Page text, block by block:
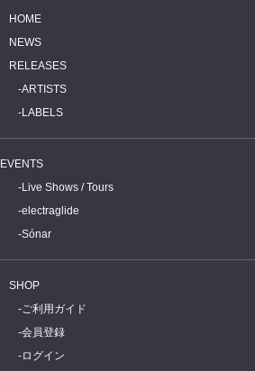
HOME
NEWS
RELEASES
ARTISTS
LABELS
EVENTS
Live Shows / Tours
electraglide
Sónar
SHOP
ご利用ガイド
会員登録
ログイン